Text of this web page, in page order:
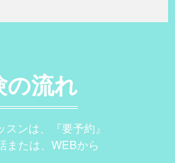
の流れ
ンは、『要予約』
または、WEBから